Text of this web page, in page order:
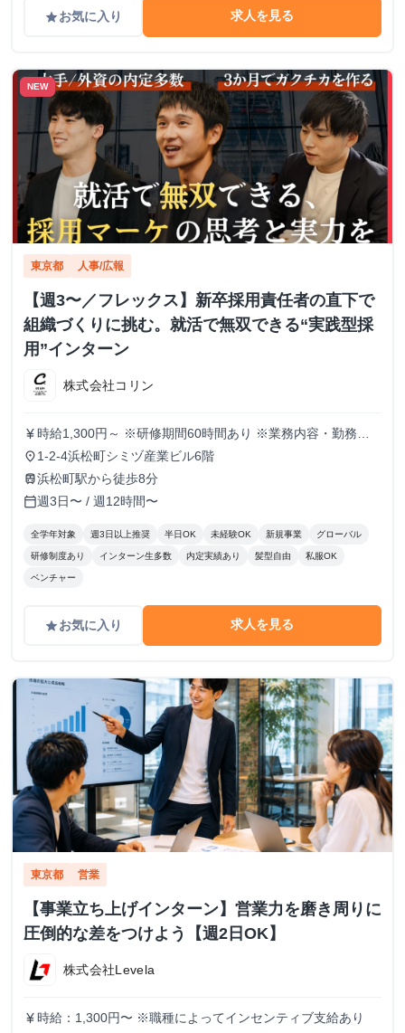
gradeお気に入り 求人を見る
NEW
東京都 人事/広報
【週3〜／フレックス】新卒採用責任者の直下で
組織づくりに挑む。就活で無双できる“実践型採
用”インターン
株式会社コリン
currency_yen 時給1,300円～ ※研修期間60時間あり ※業務内容・勤務状
況により決定
place 1-2-4浜松町シミヅ産業ビル6階
train浜松町駅から徒歩8分
calendar_today週3日〜 / 週12時間〜
全学年対象 週3日以上推奨 半日OK 未経験OK 新規事業 グローバル
研修制度あり インターン生多数 内定実績あり 髪型自由 私服OK
ベンチャー
gradeお気に入り 求人を見る
東京都 営業
【事業立ち上げインターン】営業力を磨き周りに
圧倒的な差をつけよう【週2日OK】
株式会社Levela
currency_yen 時給：1,300円〜 ※職種によってインセンティブ支給あり